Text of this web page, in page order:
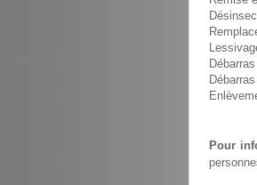
Débarras
Pour